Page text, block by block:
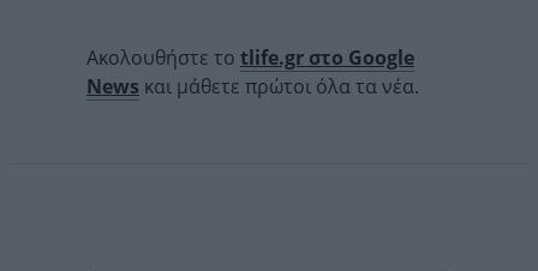
Ακολουθήστε το tlife.gr στο Google
News και μάθετε πρώτοι όλα τα νέα.